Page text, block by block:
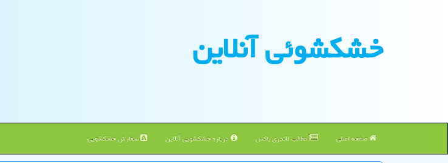
خشكشوئی آنلاین
صفحه اصلی مطالب لاندری باکس درباره خشکشویی آنلاین سفارش خشکشویی